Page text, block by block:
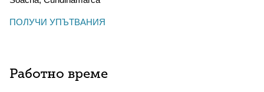
ПОЛУЧИ УПЪТВАНИЯ
Работно време